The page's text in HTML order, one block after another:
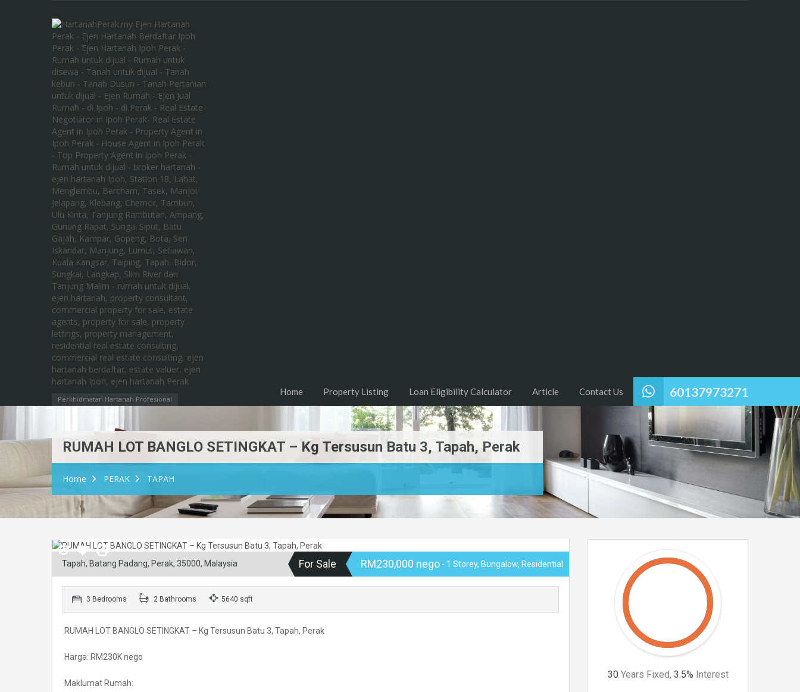
Perkhidmatan Hartanah Profesional 60137973271
Home Property Listing Loan Eligibility Calculator Article Contact Us
RUMAH LOT BANGLO SETINGKAT – Kg Tersusun Batu 3, Tapah, Perak
Home PERAK TAPAH
Tapah, Batang Padang, Perak, 35000, Malaysia For Sale RM230,000 nego - 1 Storey, Bungalow, Residential
3 Bedrooms 2 Bathrooms 5640 sqft
RUMAH LOT BANGLO SETINGKAT – Kg Tersusun Batu 3, Tapah, Perak
Harga: RM230K nego
Maklumat Rumah:
30 Years Fixed, 3.5% Interest